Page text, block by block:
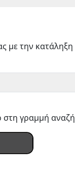
με την κατάληξη
στη γραμμή